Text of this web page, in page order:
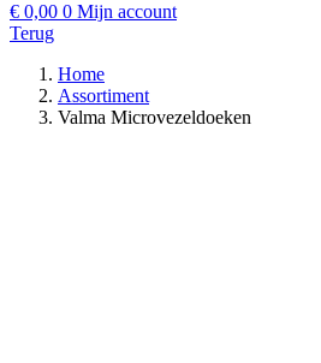
€ 0,00 0 Mijn account
Terug
Home
Assortiment
Valma Microvezeldoeken